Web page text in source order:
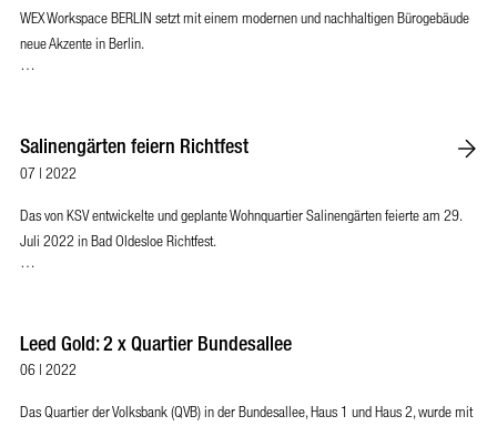
WEX Workspace BERLIN setzt mit einem modernen und nachhaltigen Bürogebäude
neue Akzente in Berlin.
…
Salinengärten feiern Richtfest
07 | 2022
Das von KSV entwickelte und geplante Wohnquartier Salinengärten feierte am 29.
Juli 2022 in Bad Oldesloe Richtfest.
…
Leed Gold: 2 x Quartier Bundesallee
06 | 2022
Das Quartier der Volksbank (QVB) in der Bundesallee, Haus 1 und Haus 2, wurde mit